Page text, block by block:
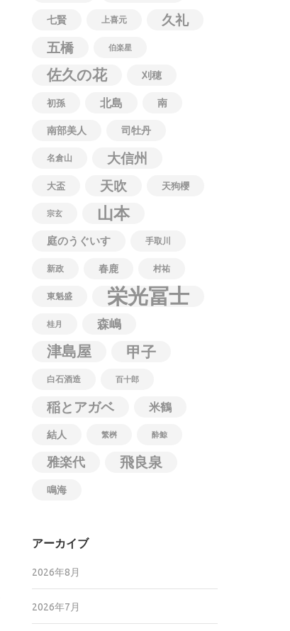
七賢 上喜元
久礼
五橋
伯楽星
佐久の花 刈穂
初孫 北島 南
南部美人 司牡丹
名倉山 大信州
大盃 天吹 天狗櫻
宗玄 山本
庭のうぐいす 手取川
新政 春鹿 村祐
東魁盛 栄光冨士
桂月 森嶋
津島屋 甲子
白石酒造 百十郎
稲とアガベ 米鶴
結人 繁桝 酔鯨
雅楽代 飛良泉
鳴海
アーカイブ
2026年8月
2026年7月